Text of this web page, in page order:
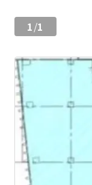
1/1